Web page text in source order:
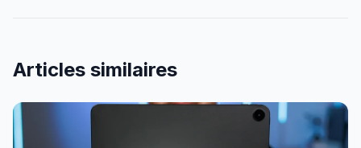
Articles similaires